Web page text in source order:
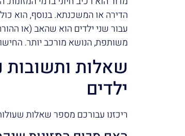
הדירה או המשכנתא. בנוסף, הוא
משותפת, הנושא מורכב יותר.
שאלות ותשובות
ילדים
ריכזנו עבורכם מספר שאלות